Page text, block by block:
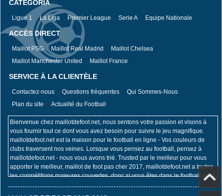
CATEGORÍA
Ligue 1 La Liga Premier League Serie A Equipe Nationale
ACCÈS DIRECT
Maillot PSG Maillot Real Madrid
Maillot Chelsea
Maillot Manchester United
Maillot France
SERVICE À LA CLIENTÈLE
Contactez-nous Questions fréquentes
Qui Sommes-Nous
Plan du site
Actualité du Football
Bienvenue chez maillotdefoot.net, nous sentons votre passion et visons à
vous fournir tout ce dont vous avez besoin pour suivre le jeu magnifique.
maillotdefoot.net est la maison pour le football en ligne - Vos couleurs de
clubs traversent nos veines. Lorsque vous pensez au football, pensez à
maillotdefoot.net - nous vous avons trié. Trusted par le meilleur pour vous
apporter le meilleur, maillot de foot pas cher 2017, maillotdefoot.net a toutes
les compétitions majeures couvertes, donc si vous êtes dans le football, qu'il